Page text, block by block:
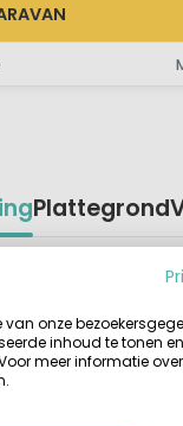
Plattegrond
camping Pino
van de
en je privacy
genieten van het
natuurlijk
onze
inhoud te tonen
meer informatie